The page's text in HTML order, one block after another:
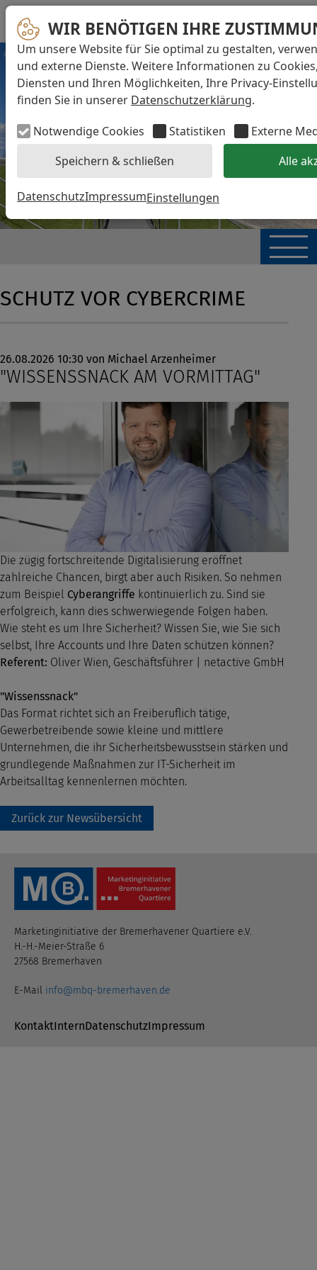
WIR BENÖTIGEN IHRE
Um unsere Website für Sie optimal zu gestalten,
und externe Dienste. Weitere Informationen zu
Diensten und Ihren Möglichkeiten, Ihre Privacy-
finden Sie in unserer Datenschutzerklärung.
Notwendige Cookies
Statistiken
Externe
Speichern & schließen
Alle
DatenschutzImpressumEinstellungen
SCHUTZ VOR CYBERCRIME
26.08.2026 10:30 von Michael Arzenheimer
"WISSENSSNACK AM VORMITTAG"
Die zügig fortschreitende Digitalisierung eröffnet
zahlreiche Chancen, birgt aber auch Risiken. So nehmen
zum Beispiel Cyberangriffe kontinuierlich zu. Sind sie
erfolgreich, kann dies schwerwiegende Folgen haben.
Wie steht es um Ihre Sicherheit? Wissen Sie, wie Sie sich
selbst, Ihre Accounts und Ihre Daten schützen können?
Referent: Oliver Wien, Geschäftsführer | netactive GmbH
"Wissenssnack"
Das Format richtet sich an Freiberuflich tätige,
Gewerbetreibende sowie kleine und mittlere
Unternehmen, die ihr Sicherheitsbewusstsein stärken und
grundlegende Maßnahmen zur IT-Sicherheit im
Arbeitsalltag kennenlernen möchten.
Zurück zur Newsübersicht
Marketinginitiative der Bremerhavener Quartiere e.V.
H.-H.-Meier-Straße 6
27568 Bremerhaven
E-Mail info@mbq-bremerhaven.de
Navigation überspringen
KontaktInternDatenschutzImpressum